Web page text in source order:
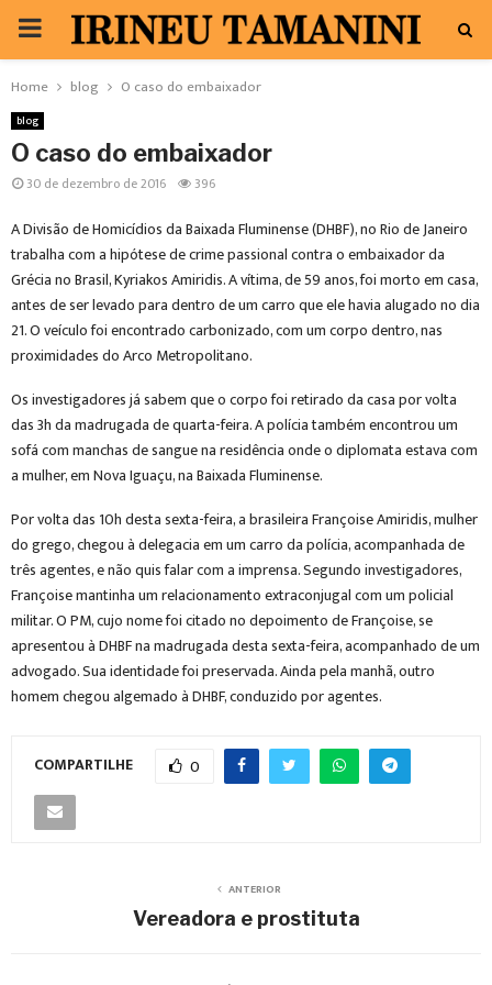
PRIMARY
MENU
Home blog O caso do embaixador
blog
O caso do embaixador
30 de dezembro de 2016 396
A Divisão de Homicídios da Baixada Fluminense (DHBF), no Rio de Janeiro
trabalha com a hipótese de crime passional contra o embaixador da
Grécia no Brasil, Kyriakos Amiridis. A vítima, de 59 anos, foi morto em casa,
antes de ser levado para dentro de um carro que ele havia alugado no dia
21. O veículo foi encontrado carbonizado, com um corpo dentro, nas
proximidades do Arco Metropolitano.
Os investigadores já sabem que o corpo foi retirado da casa por volta
das 3h da madrugada de quarta-feira. A polícia também encontrou um
sofá com manchas de sangue na residência onde o diplomata estava com
a mulher, em Nova Iguaçu, na Baixada Fluminense.
Por volta das 10h desta sexta-feira, a brasileira Françoise Amiridis, mulher
do grego, chegou à delegacia em um carro da polícia, acompanhada de
três agentes, e não quis falar com a imprensa. Segundo investigadores,
Françoise mantinha um relacionamento extraconjugal com um policial
militar. O PM, cujo nome foi citado no depoimento de Françoise, se
apresentou à DHBF na madrugada desta sexta-feira, acompanhado de um
advogado. Sua identidade foi preservada. Ainda pela manhã, outro
homem chegou algemado à DHBF, conduzido por agentes.
COMPARTILHE 0
ANTERIOR
Vereadora e prostituta